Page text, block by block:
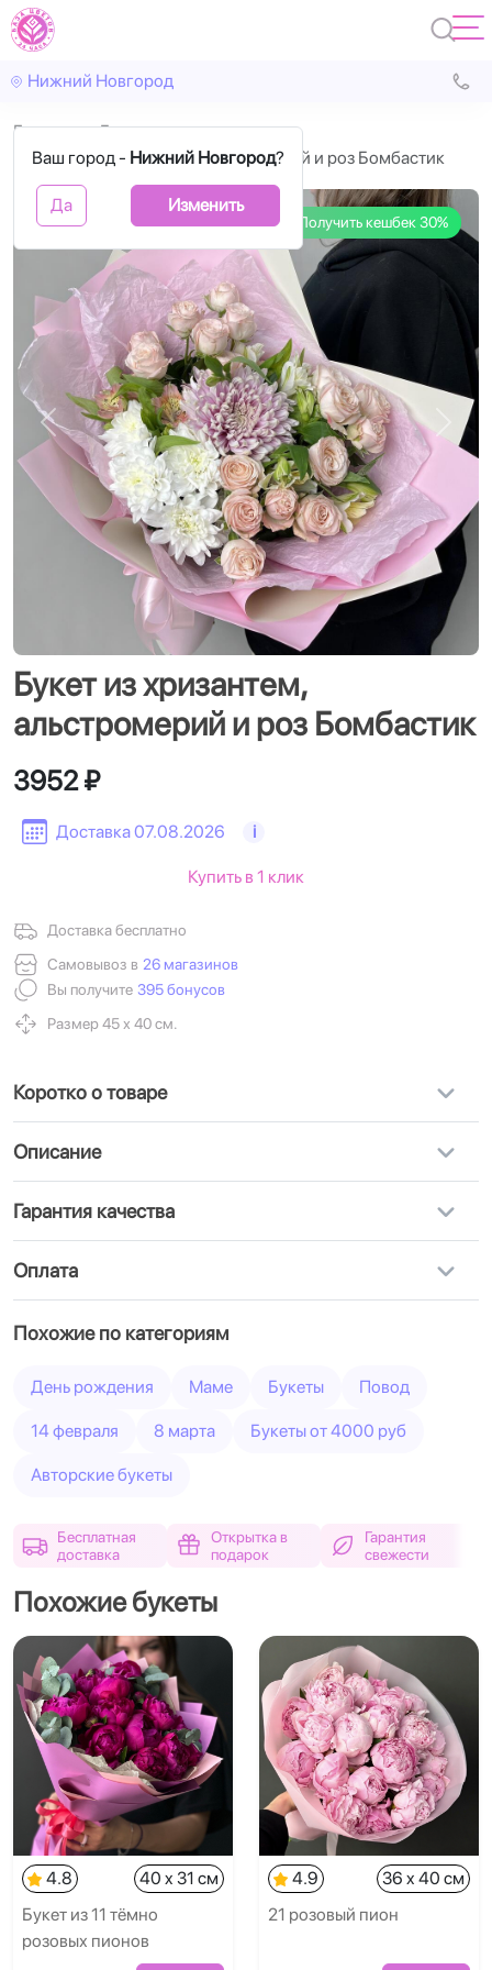
Нижний Новгород
Ваш город - Нижний Новгород?
Да Изменить
Главная
Букеты
Букет из хризантем, альстромерий и роз Бомбастик
Получить кешбек 30%
Назад
Букет из хризантем,
альстромерий и роз Бомбастик
Доставка 07.08.2026 i
3952 ₽
Доставка бесплатно
Самовывоз в 26 магазинов
Вы получите 395 бонусов
Размер 45 х 40 см.
Купить в 1 клик
Коротко о товаре
Описание
Гарантия качества
Оплата
Похожие по категориям
День рождения Маме Букеты Повод
14 февраля 8 марта Букеты от 4000 руб
Авторские букеты
Бесплатная
доставка
Открытка в
подарок
Гарантия
свежести
Похожие букеты
4.8
40 x 31 см
Букет из 11 тёмно
розовых пионов
4.9
36 x 40 см
21 розовый пион